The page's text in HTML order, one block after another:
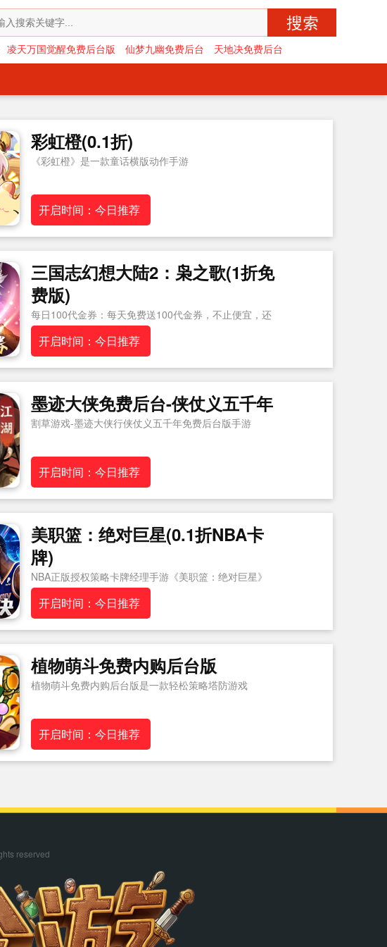
凌天万国觉醒免费后台版 仙梦九幽免费后台 天地决免费后台
彩虹橙(0.1折)
《彩虹橙》是一款童话横版动作手游
开启时间：今日推荐
三国志幻想大陆2：枭之歌(1折免
费版)
每日100代金券：每天免费送100代金券，不止便宜，还
超级好玩
开启时间：今日推荐
墨迹大侠免费后台-侠仗义五千年
割草游戏-墨迹大侠行侠仗义五千年免费后台版手游
开启时间：今日推荐
美职篮：绝对巨星(0.1折NBA卡
牌)
NBA正版授权策略卡牌经理手游《美职​篮：绝对巨星》
震撼来袭！
开启时间：今日推荐
植物萌斗免费内购后台版
植物萌斗免费内购后台版是一款轻松策略塔防游戏
开启时间：今日推荐
reserved